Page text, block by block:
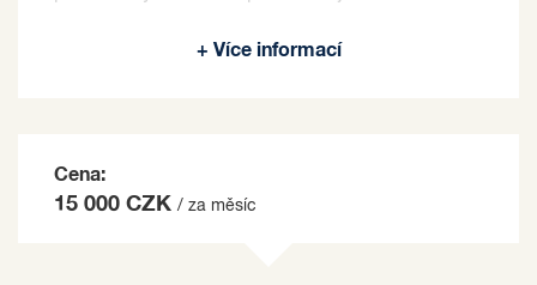
na základě jím zvolených kritérií.
+ Více informací
Cena:
15 000 CZK / za měsíc